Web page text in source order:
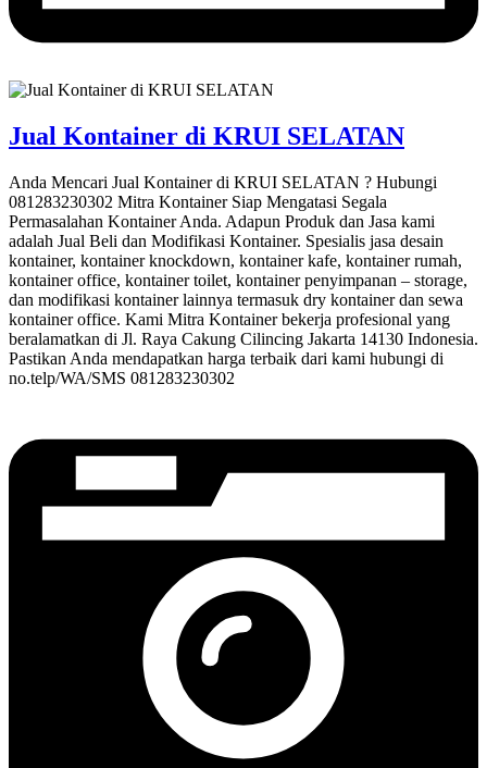
Jual Kontainer di KRUI SELATAN
Anda Mencari Jual Kontainer di KRUI SELATAN ? Hubungi
081283230302 Mitra Kontainer Siap Mengatasi Segala
Permasalahan Kontainer Anda. Adapun Produk dan Jasa kami
adalah Jual Beli dan Modifikasi Kontainer. Spesialis jasa desain
kontainer, kontainer knockdown, kontainer kafe, kontainer rumah,
kontainer office, kontainer toilet, kontainer penyimpanan – storage,
dan modifikasi kontainer lainnya termasuk dry kontainer dan sewa
kontainer office. Kami Mitra Kontainer bekerja profesional yang
beralamatkan di Jl. Raya Cakung Cilincing Jakarta 14130 Indonesia.
Pastikan Anda mendapatkan harga terbaik dari kami hubungi di
no.telp/WA/SMS 081283230302